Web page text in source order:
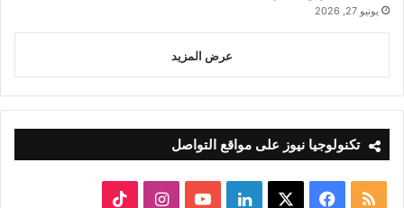
يونيو 27, 2026
عرض المزيد
تكنولوجيا نيوز على مواقع التواصل
ملخصفيسبوك لينكدإن‫YouTubeانستقرام